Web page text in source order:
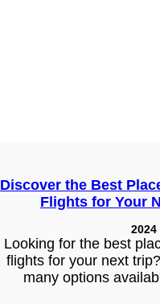
Discover the Best
Flights for Your
Looking for the best
flights for your next
many options